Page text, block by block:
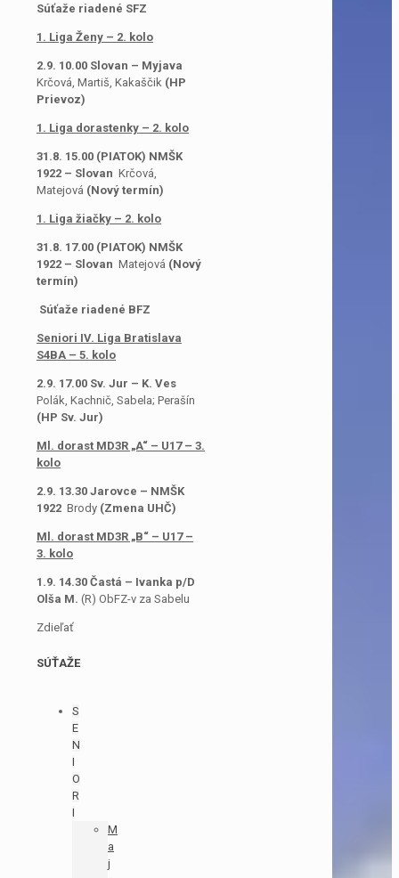
Súťaže riadené SFZ
1. Liga Ženy – 2. kolo
2.9. 10.00 Slovan – Myjava
Krčová, Martiš, Kakaščik (HP
Prievoz)
1. Liga dorastenky – 2. kolo
31.8. 15.00 (PIATOK) NMŠK
1922 – Slovan Krčová,
Matejová (Nový termín)
1. Liga žiačky – 2. kolo
31.8. 17.00 (PIATOK) NMŠK
1922 – Slovan Matejová (Nový
termín)
Súťaže riadené BFZ
Seniori IV. Liga Bratislava
S4BA – 5. kolo
2.9. 17.00 Sv. Jur – K. Ves
Polák, Kachnič, Sabela; Perašín
(HP Sv. Jur)
Ml. dorast MD3R „A“ – U17 – 3.
kolo
2.9. 13.30 Jarovce – NMŠK
1922 Brody (Zmena UHČ)
Ml. dorast MD3R „B“ – U17 –
3. kolo
1.9. 14.30 Častá – Ivanka p/D
Olša M. (R) ObFZ-v za Sabelu
Zdieľať
SÚŤAŽE
S
E
N
I
O
R
I
M
a
j